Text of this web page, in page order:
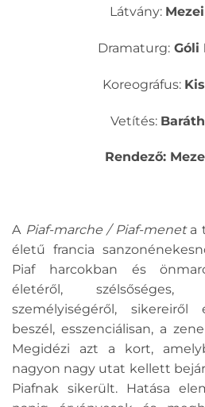
Látvány:
Dramaturg:Góli
Koreográfus:
Vetítés:
Rendező:
A Piaf-marche / Piaf-meneta
életű francia
Piaf harcokban és
életéről, szélsőséges,
személyiségéről, sikereiről
beszél, esszenciálisan, a
Megidézi azt a kort,
nagyon nagy utat kellett
Piafnak sikerült. Hatása